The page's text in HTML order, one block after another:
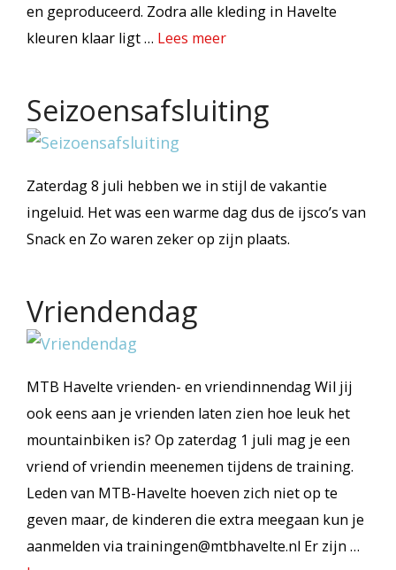
en geproduceerd. Zodra alle kleding in Havelte
kleuren klaar ligt … Lees meer
Seizoensafsluiting
Zaterdag 8 juli hebben we in stijl de vakantie
ingeluid. Het was een warme dag dus de ijsco’s van
Snack en Zo waren zeker op zijn plaats.
Vriendendag
MTB Havelte vrienden- en vriendinnendag Wil jij
ook eens aan je vrienden laten zien hoe leuk het
mountainbiken is? Op zaterdag 1 juli mag je een
vriend of vriendin meenemen tijdens de training.
Leden van MTB-Havelte hoeven zich niet op te
geven maar, de kinderen die extra meegaan kun je
aanmelden via trainingen@mtbhavelte.nl Er zijn …